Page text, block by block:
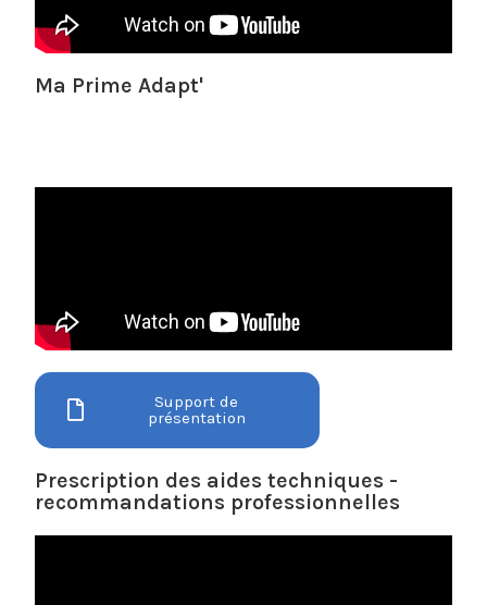
Ma Prime Adapt'
Support de
présentation
Prescription des aides techniques -
recommandations professionnelles